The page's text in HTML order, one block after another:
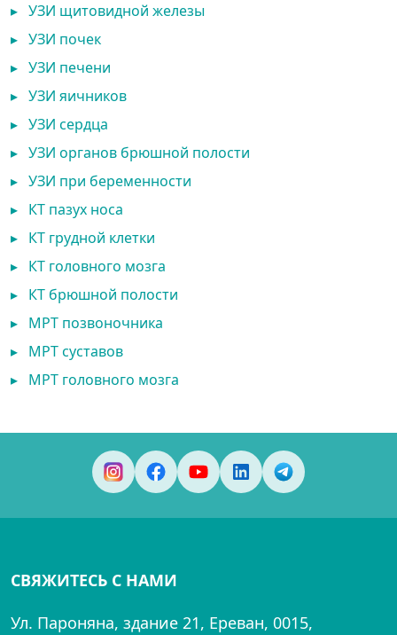
▸ УЗИ щитовидной железы
▸ УЗИ почек
▸ УЗИ печени
▸ УЗИ яичников
▸ УЗИ сердца
▸ УЗИ органов брюшной полости
▸ УЗИ при беременности
▸ КТ пазух носа
▸ КТ грудной клетки
▸ КТ головного мозга
▸ КТ брюшной полости
▸ МРТ позвоночника
▸ МРТ суставов
▸ МРТ головного мозга
СВЯЖИТЕСЬ С НАМИ
Ул. Пароняна, здание 21, Ереван, 0015,